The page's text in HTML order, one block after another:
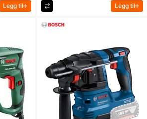
Legg til Legg til